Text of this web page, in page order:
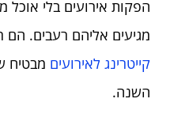
הפקות אירועים בלי אוכל
מגיעים אליהם רעבים.
קייטרינג לאירועים מבטיח
השנה.